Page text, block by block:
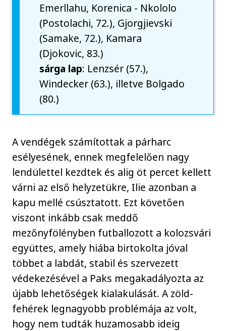
Emerllahu, Korenica - Nkololo
(Postolachi, 72.), Gjorgjievski
(Samake, 72.), Kamara
(Djokovic, 83.)
sárga lap: Lenzsér (57.),
Windecker (63.), illetve Bolgado
(80.)
A vendégek számítottak a párharc
esélyesének, ennek megfelelően nagy
lendülettel kezdtek és alig öt percet kellett
várni az első helyzetükre, Ilie azonban a
kapu mellé csúsztatott. Ezt követően
viszont inkább csak meddő
mezőnyfölényben futballozott a kolozsvári
együttes, amely hiába birtokolta jóval
többet a labdát, stabil és szervezett
védekezésével a Paks megakadályozta az
újabb lehetőségek kialakulását. A zöld-
fehérek legnagyobb problémája az volt,
hogy nem tudták huzamosabb ideig